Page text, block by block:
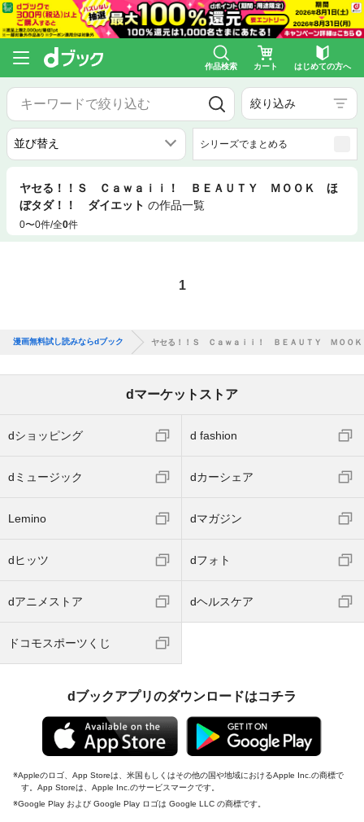
作品検索 カート はじめての方へ
絞り込み
シリーズでまとめる
ヤセる！！Ｓ Ｃａｗａｉｉ！ ＢＥＡＵＴＹ ＭＯＯＫ ほ
ぼタダ！！ ダイエット の作品一覧
0〜0件/全0件
1
漫画無料試し読みならdブック ヤセる！！Ｓ Ｃａｗａｉｉ！ ＢＥＡＵＴＹ ＭＯＯ
dマーケットストア
dショッピング d fashion
dミュージック dカーシェア
Lemino dマガジン
dヒッツ dフォト
dアニメストア dヘルスケア
ドコモスポーツくじ
dブックアプリのダウンロードはコチラ
Appleのロゴ、App Storeは、米国もしくはその他の国や地域におけるApple Inc.の商標で
す。App Storeは、Apple Inc.のサービスマークです。
Google Play および Google Play ロゴは Google LLC の商標です。